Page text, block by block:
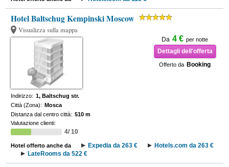
Hotel Baltschug Kempinski Moscow
Visualizza sulla mappa
Da 4 € per notte
Dettagli dell'offerta
Offerto da Booking
Indirizzo: 1, Baltschug str.
Città (Zona): Mosca
Distanza dal centro città: 510 m
Valutazione clienti:
4/ 10
Hotel offerto anche da Expedia da 263 €
Hotels.com da 263 €
LateRooms da 522 €